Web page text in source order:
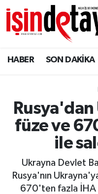
HABER SON DAKİKA
füze ve
ile
Ukrayna Devlet
Rusya'nın
670'ten fazla İHA
DÜNYA
Eğitim
ENERJİ HABERİ
GAYRİMENKUL
HABER
LOJİSTİK
Nöbetçi
Hava Durumu
İstanbul Namaz
Trafik Durumu
Süper Lig Puan
Tüm Manşetler
Son Dakika